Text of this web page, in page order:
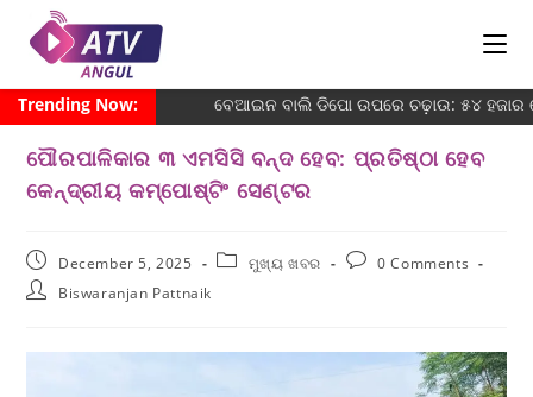
Trending Now: ବେଆଇନ ବାଲି ଡିପୋ ଉପରେ ଚଢ଼ାଉ: ୫୪ ହଜାର
ପୌରପାଳିକାର ୩ ଏମସିସି ବନ୍ଦ ହେବ: ପ୍ରତିଷ୍ଠା ହେବ
କେନ୍ଦ୍ରୀୟ କମ୍ପୋଷ୍ଟିଂ ସେଣ୍ଟର
December 5, 2025 ମୁଖ୍ୟ ଖବର
0 Comments
Biswaranjan Pattnaik